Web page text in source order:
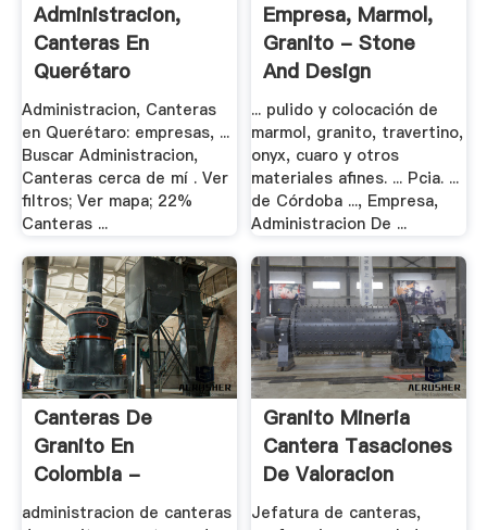
Administracion,
Canteras En
Querétaro
Administracion, Canteras
en Querétaro: empresas, ...
Buscar Administracion,
Canteras cerca de mí . Ver
filtros; Ver mapa; 22%
Canteras ...
Empresa, Marmol,
Granito - Stone
And Design
... pulido y colocación de
marmol, granito, travertino,
onyx, cuaro y otros
materiales afines. ... Pcia. ...
de Córdoba ..., Empresa,
Administracion De ...
Canteras De
Granito En
Colombia -
Bertkelly
administracion de canteras
Granito Mineria
Cantera Tasaciones
De Valoracion
Jefatura de canteras,